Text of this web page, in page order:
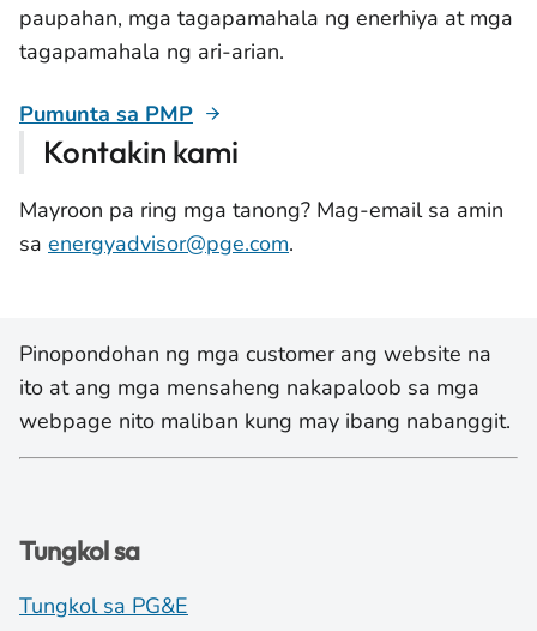
paupahan, mga tagapamahala ng enerhiya at mga
tagapamahala ng ari-arian.
Pumunta sa PMP
Kontakin kami
Mayroon pa ring mga tanong? Mag-email sa amin
sa energyadvisor@pge.com.
Pinopondohan ng mga customer ang website na
ito at ang mga mensaheng nakapaloob sa mga
webpage nito maliban kung may ibang nabanggit.
Tungkol sa
Tungkol sa PG&E